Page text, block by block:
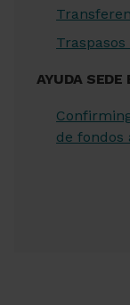
AYUDA SEDE
de fondos